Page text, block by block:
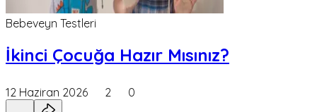
Bebeveyn Testleri
İkinci Çocuğa Hazır Mısınız?
12 Haziran 2026 2 0